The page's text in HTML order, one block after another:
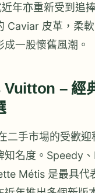
年亦重新受到追
Caviar 皮革，柔
一股懷舊風潮。
– 經
二手市場的受歡迎
知名度。Speedy
Métis 是最具代